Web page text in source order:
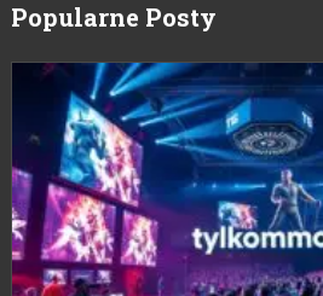
Popularne Posty